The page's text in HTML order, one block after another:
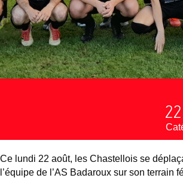
Ce lundi 22 août, les Chastellois se
l’équipe de l’AS Badaroux sur son terrain